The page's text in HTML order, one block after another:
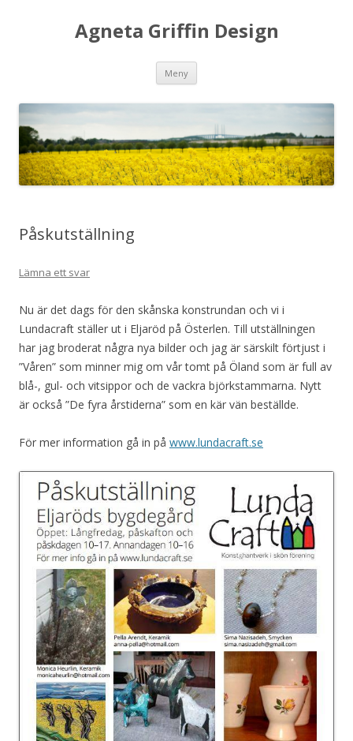
Agneta Griffin Design
Meny
Påskutställning
Lämna ett svar
Nu är det dags för den skånska konstrundan och vi i
Lundacraft ställer ut i Eljaröd på Österlen. Till utställningen
har jag broderat några nya bilder och jag är särskilt förtjust i
”Våren” som minner mig om vår tomt på Öland som är full av
blå-, gul- och vitsippor och de vackra björkstammarna. Nytt
är också ”De fyra årstiderna” som en kär vän beställde.
För mer information gå in på www.lundacraft.se